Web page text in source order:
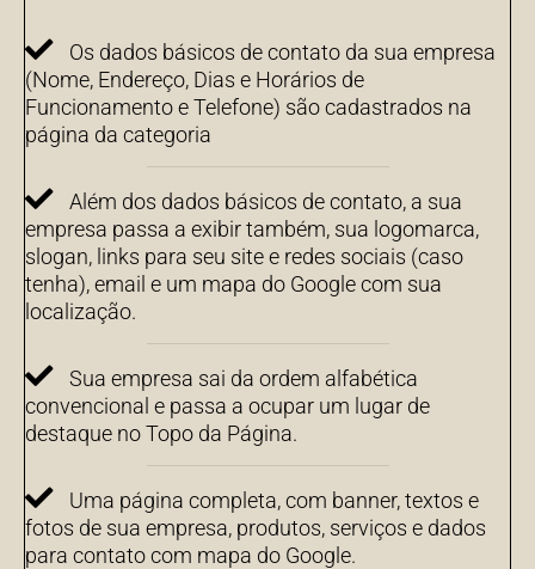
Os dados básicos de contato da sua empresa
(Nome, Endereço, Dias e Horários de
Funcionamento e Telefone) são cadastrados na
página da categoria
Além dos dados básicos de contato, a sua
empresa passa a exibir também, sua logomarca,
slogan, links para seu site e redes sociais (caso
tenha), email e um mapa do Google com sua
localização.
Sua empresa sai da ordem alfabética
convencional e passa a ocupar um lugar de
destaque no Topo da Página.
Uma página completa, com banner, textos e
fotos de sua empresa, produtos, serviços e dados
para contato com mapa do Google.